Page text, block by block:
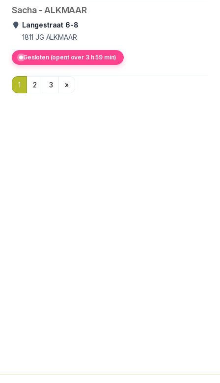
Sacha - ALKMAAR
Langestraat 6-8
1811 JG ALKMAAR
Gesloten (opent over 3 h 59 min)
1 2 3 »